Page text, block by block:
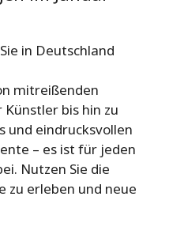
in Deutschland
mitreißenden
bis hin zu
und eindrucksvollen
– es ist für jeden
Nutzen Sie die
zu erleben und neue